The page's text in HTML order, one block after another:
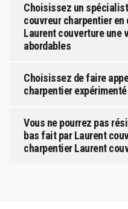
Choisissez un
couvreur charpentier
Laurent couverture une
abordables
Choisissez de faire
charpentier
Vous ne pourrez pas
bas fait par Laurent
charpentier Laurent